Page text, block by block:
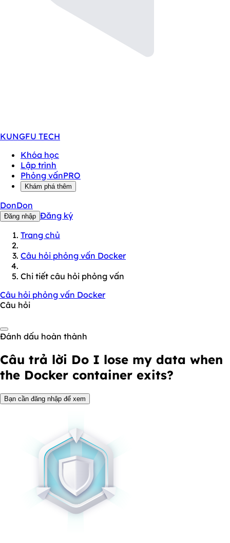
KUNGFU TECH
Khóa học
Lập trình
Phỏng vấnPRO
Khám phá thêm
DonDon
Đăng nhập Đăng ký
Trang chủ
Câu hỏi phỏng vấn Docker
Chi tiết câu hỏi phỏng vấn
Câu hỏi phỏng vấn Docker
Câu hỏi
Đánh dấu hoàn thành
Câu trả lời Do I lose my data when
the Docker container exits?
Bạn cần đăng nhập để xem